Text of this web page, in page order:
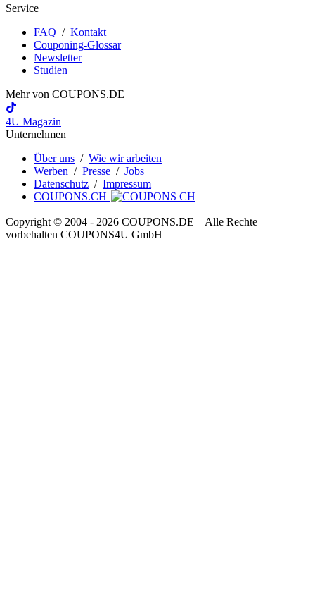
Service
FAQ / Kontakt
Couponing-Glossar
Newsletter
Studien
Mehr von COUPONS.DE
4U Magazin
Unternehmen
Über uns / Wie wir arbeiten
Werben / Presse / Jobs
Datenschutz / Impressum
COUPONS.CH
Copyright © 2004 ‐ 2026 COUPONS.DE – Alle Rechte
vorbehalten COUPONS4U GmbH